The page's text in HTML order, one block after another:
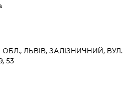
ОБЛ., ЛЬВІВ, ЗАЛІЗНИЧНИЙ, ВУЛ.
53